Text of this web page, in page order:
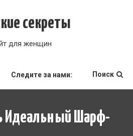
секреты
для женщин
Следите за нами: Поиск
Идеальный Шарф-